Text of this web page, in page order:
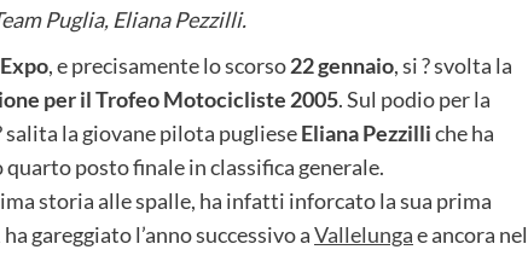
Puglia, Eliana Pezzilli.
, e precisamente lo scorso22 gennaio, si ? svolta la
per il Trofeo Motocicliste 2005. Sul podio per la
la giovane pilota puglieseEliana Pezzilliche ha
quarto posto finale in classifica generale.
storia alle spalle, ha infatti inforcato la sua prima
gareggiato l’anno successivo aVallelungae ancora nel